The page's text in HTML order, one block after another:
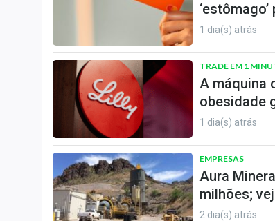
1 dia(s) atrás
TRADE EM 1
A máquina
obesidade
1 dia(s) atrás
EMPRESAS
Aura
milhões;
2 dia(s) atrás